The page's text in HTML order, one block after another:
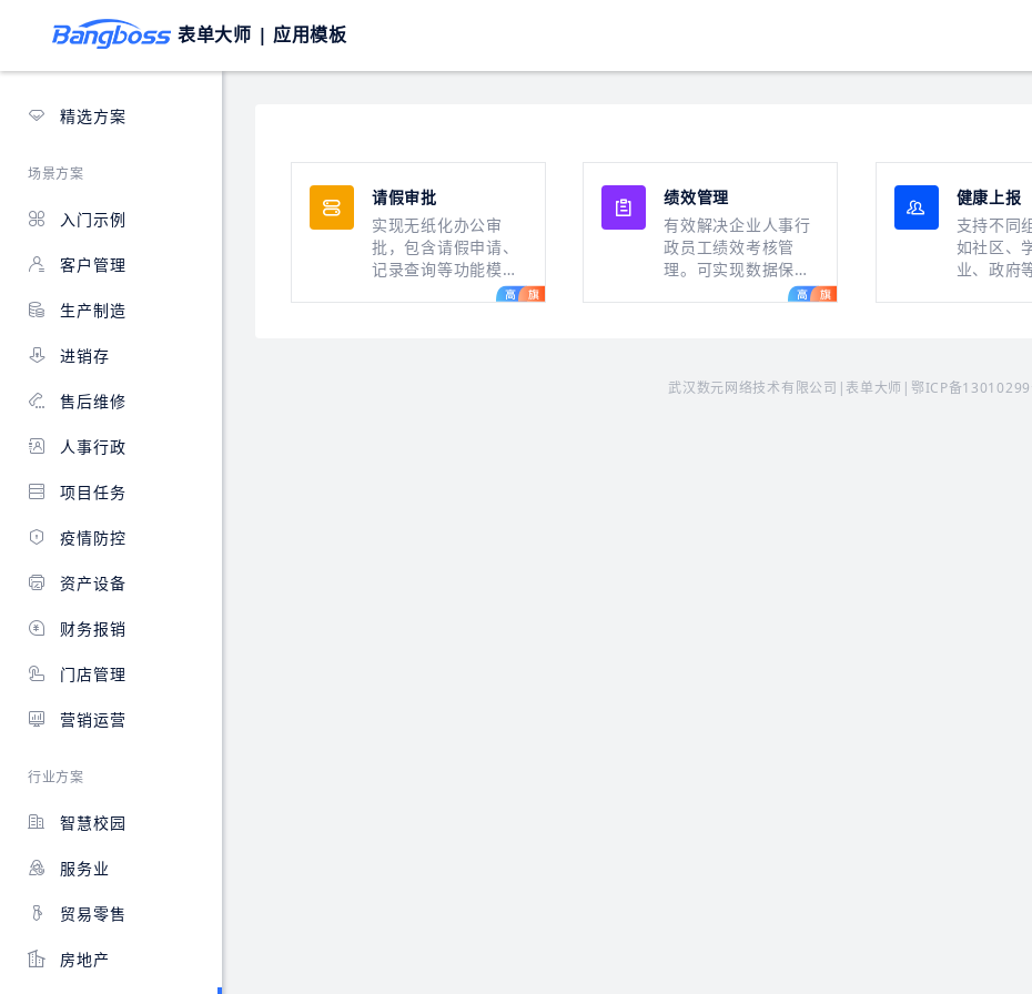
表单大师 | 应用模板
精选方案
场景方案
入门示例
客户管理
生产制造
进销存
售后维修
人事行政
项目任务
疫情防控
资产设备
财务报销
门店管理
营销运营
行业方案
智慧校园
服务业
贸易零售
房地产
请假审批
实现无纸化办公审
批，包含请假申请、
记录查询等功能模
块，也可根据实际业
绩效管理
有效解决企业人事行
政员工绩效考核管
理。可实现数据保
存、查看、分部门评
健康上报
支持不同
如社区、
业、政府
康情况进
武汉数元网络技术有限公司|表单大师| 鄂ICP备13010299